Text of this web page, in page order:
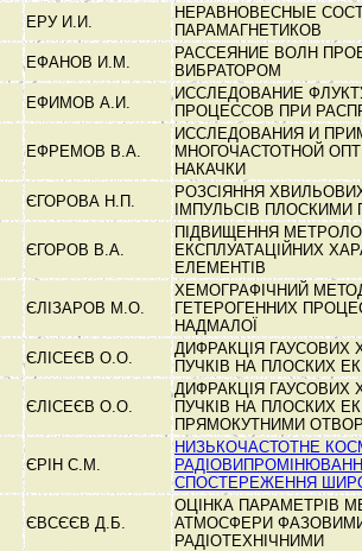
ЕРУ И.И.
НЕРАВНОВЕСНЫЕ
ПАРАМАГНЕТИКОВ
ЕФАНОВ И.М.
РАССЕЯНИЕ ВОЛН
ВИБРАТОРОМ
ЕФИМОВ А.И.
ИССЛЕДОВАНИЕ
ПРОЦЕССОВ ПРИ
ЕФРЕМОВ В.А.
ИССЛЕДОВАНИЯ И
МНОГОЧАСТОТНОЙ
НАКАЧКИ
ЄГОРОВА Н.П.
РОЗСІЯННЯ
ІМПУЛЬСІВ
ЄГОРОВ В.А.
ПІДВИЩЕННЯ
ЕКСПЛУАТАЦІЙНИХ
ЕЛЕМЕНТІВ
ЄЛІЗАРОВ М.О.
ХЕМОГРАФІЧНИЙ МЕТОД
ГЕТЕРОГЕННИХ
НАДМАЛОЇ
ЄЛІСЕЄВ О.О.
ДИФРАКЦІЯ ГАУСОВИХ
ПУЧКІВ НА ПЛОСКИХ
ЄЛІСЕЄВ О.О.
ДИФРАКЦІЯ ГАУСОВИХ
ПУЧКІВ НА ПЛОСКИХ
ПРЯМОКУТНИМИ
ЄРІН С.М.
НИЗЬКОЧАСТОТНЕ
СПОСТЕРЕЖЕННЯ
ЄВСЄЄВ Д.Б.
ОЦІНКА ПАРАМЕТРІВ
АТМОСФЕРИ
РАДІОТЕХНІЧНИМИ